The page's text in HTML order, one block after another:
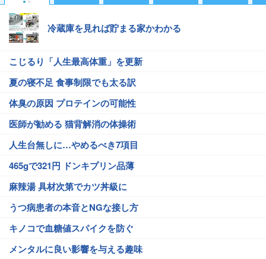
冷蔵庫を見れば貯まる家かわかる
こじるり「人生最高体重」を更新
夏の寝不足 食事制限でも太る訳
体臭の原因 プロテインの可能性
医師が勧める 猫背解消の体操術
人生台無しに…やめるべき7項目
465gで321円 ドンキプリン品薄
麻辣湯 具材次第でカツ丼級に
うつ病患者の本音とNGな接し方
キノコで血糖値スパイクを防ぐ
メンタルに良い影響を与える趣味